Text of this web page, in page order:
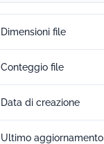
Dimensioni file
Conteggio file
Data di creazione
Ultimo aggiornamento